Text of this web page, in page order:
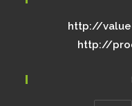
http://
http://